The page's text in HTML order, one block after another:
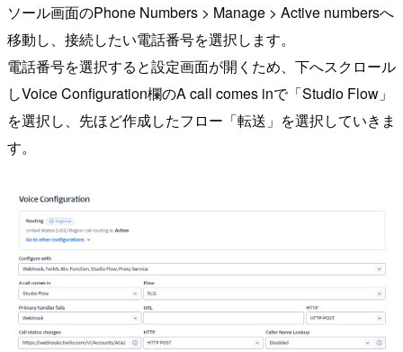
ソール画面のPhone Numbers > Manage > Active numbersへ
移動し、接続したい電話番号を選択します。
電話番号を選択すると設定画面が開くため、下へスクロール
しVoice Configuration欄のA call comes inで「Studio Flow」
を選択し、先ほど作成したフロー「転送」を選択していきま
す。